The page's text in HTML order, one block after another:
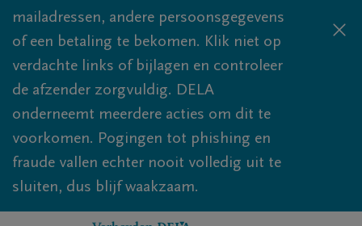
mailadressen, andere persoonsgegevens
of een betaling te bekomen. Klik niet op
verdachte links of bijlagen en controleer
de afzender zorgvuldig. DELA
onderneemt meerdere acties om dit te
voorkomen. Pogingen tot phishing en
fraude vallen echter nooit volledig uit te
sluiten, dus blijf waakzaam.